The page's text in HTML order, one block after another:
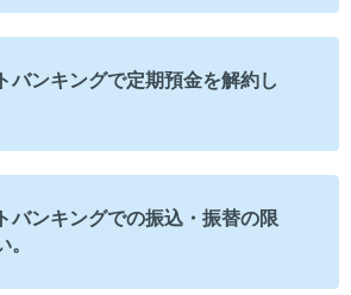
バンキングで定期預金を解約し
バンキングでの振込・振替の限
。